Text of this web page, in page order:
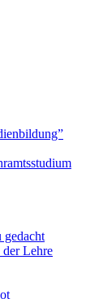
gedacht
Lehre